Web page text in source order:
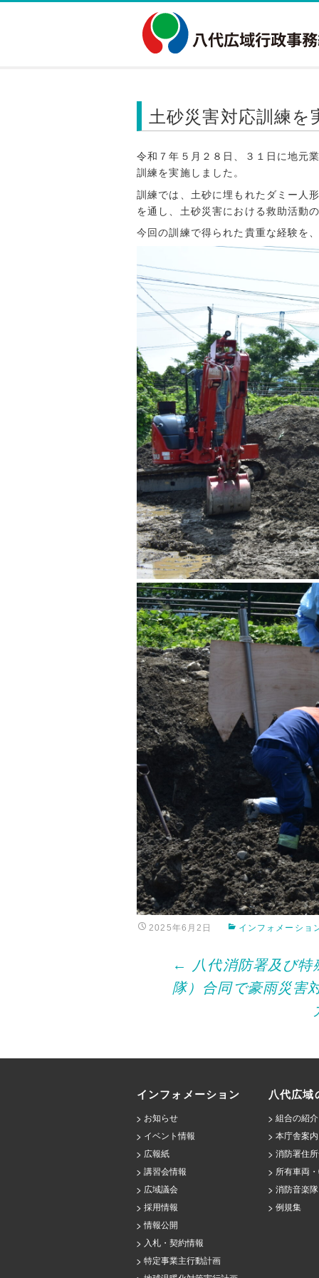
土砂災害対応訓練を
令和７年５月２８日、３１日に地元
訓練を実施しました。
訓練では、土砂に埋もれたダミー人
を通し、土砂災害における救助活動
今回の訓練で得られた貴重な経験を
2025年6月2日 インフォメーショ
←
八代消防署及び
隊）合同で豪雨災害
インフォメーション
お知らせ
イベント情報
広報紙
講習会情報
広域議会
採用情報
情報公開
入札・契約情報
特定事業主行動計画
八代広域
組合の紹介
本庁舎案内
消防署住
所有車両
消防音楽隊
例規集